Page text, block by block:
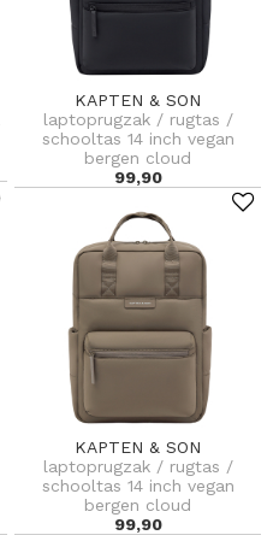
KAPTEN & SON
laptoprugzak / rugtas /
schooltas 14 inch vegan
bergen cloud
99,90
KAPTEN & SON
laptoprugzak / rugtas /
schooltas 14 inch vegan
bergen cloud
99,90